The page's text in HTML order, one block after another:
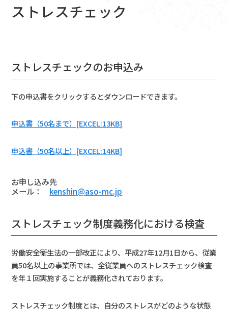
ストレスチェック
ストレスチェックのお申込み
下の申込書をクリックするとダウンロードできます。
申込書（50名まで）[EXCEL:13KB]
申込書（50名以上）[EXCEL:14KB]
お申し込み先
メール： kenshin@aso-mc.jp
ストレスチェック制度義務化における検査
労働安全衛生法の一部改正により、平成27年12月1日から、従業
員50名以上の事業所では、全従業員へのストレスチェック検査
を年１回実施することが義務化されております。
ストレスチェック制度とは、自分のストレスがどのような状態